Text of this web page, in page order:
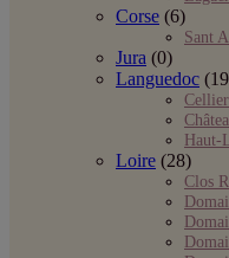
Corse (6)
Sant
Jura (0)
Languedoc
Haut-
Loire (28)
Clos